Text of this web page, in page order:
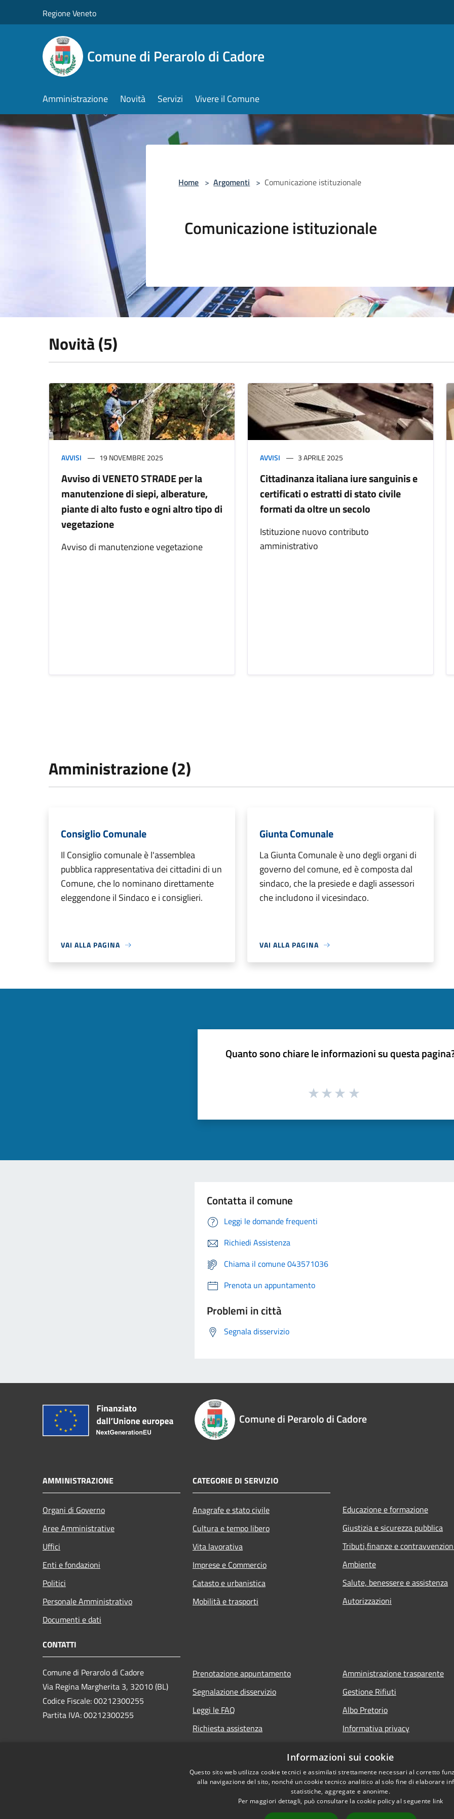
Regione Veneto
Comune di Perarolo di Cadore
Amministrazione Novità Servizi Vivere il Comune
Home > Argomenti > Comunicazione istituzionale
Comunicazione istituzionale
Novità (5)
AVVISI 19 NOVEMBRE 2025
Avviso di VENETO STRADE per la
manutenzione di siepi, alberature,
piante di alto fusto e ogni altro tipo di
vegetazione
Avviso di manutenzione vegetazione
AVVISI 3 APRILE 2025
Cittadinanza italiana iure sanguinis e
certificati o estratti di stato civile
formati da oltre un secolo
Istituzione nuovo contributo
amministrativo
Amministrazione (2)
Consiglio Comunale
Il Consiglio comunale è l'assemblea
pubblica rappresentativa dei cittadini di un
Comune, che lo nominano direttamente
eleggendone il Sindaco e i consiglieri.
VAI ALLA PAGINA
Giunta Comunale
La Giunta Comunale è uno degli organi di
governo del comune, ed è composta dal
sindaco, che la presiede e dagli assessori
che includono il vicesindaco.
VAI ALLA PAGINA
Quanto sono chiare le informazioni su questa
Contatta il comune
Leggi le domande frequenti
Richiedi Assistenza
Chiama il comune 043571036
Prenota un appuntamento
Problemi in città
Segnala disservizio
Comune di Perarolo di Cadore
AMMINISTRAZIONE
Organi di Governo
Aree Amministrative
Uffici
Enti e fondazioni
Politici
Personale Amministrativo
Documenti e dati
CATEGORIE DI SERVIZIO
Anagrafe e stato civile
Cultura e tempo libero
Vita lavorativa
Imprese e Commercio
Catasto e urbanistica
Mobilità e trasporti
Educazione e formazione
Giustizia e sicurezza pubblica
Tributi,finanze e
Ambiente
Salute, benessere e assistenza
Autorizzazioni
CONTATTI
Comune di Perarolo di Cadore
Via Regina Margherita 3, 32010 (BL)
Codice Fiscale: 00212300255
Partita IVA: 00212300255
Prenotazione appuntamento
Segnalazione disservizio
Leggi le FAQ
Richiesta assistenza
Amministrazione trasparente
Gestione Rifiuti
Albo Pretorio
Informativa privacy
Dichiarazione di accessibilità
Informazioni sui cookie
Questo sito web utilizza cookie tecnici e assimilati strettamente necessari al corretto
alla navigazione del sito, nonché un cookie tecnico analitico al solo fine di elaborare
statistiche, aggregate e anonime.
Per maggiori dettagli, può consultare la cookie policy al seguente link